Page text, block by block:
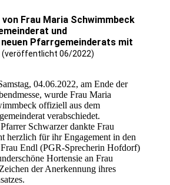
Frau Maria Schwimmbeck
und
Pfarrgemeinderats mit
(veröffentlicht 06/2022)
04.06.2022, am Ende der
wurde Frau Maria
offiziell aus dem
verabschiedet.
Schwarzer dankte Frau
herzlich für ihr Engagement in den
Endl (PGR-Sprecherin Hofdorf)
Hortensie an Frau
der Anerkennung ihres